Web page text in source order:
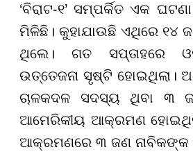
‘ବିରାଟ-୧’ ସମ୍ପର୍କିତ ଏକ
ମିଳିଛି। କୁହାଯାଉଛି ଏଥିରେ ୧୪
ଥିଲେ। ଗତ ସପ୍ତାହରେ
ଉତ୍ତେଜନା ସୃଷ୍ଟି ହୋଇଥିଲା।
ଚାଳକଦଳ ସଦସ୍ୟ ଥିବା ୩
ଆମେରିକୀୟ ଆକ୍ରମଣ
ଆକ୍ରମଣରେ ୩ ଜଣ ନାବିକଙ୍କ